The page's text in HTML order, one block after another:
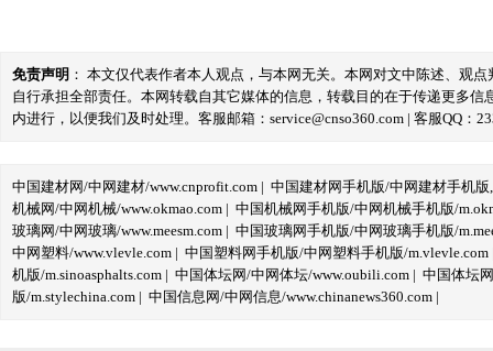
免责声明 ： 本文仅代表作者本人观点，与本网无关。本网对文中陈述、观
自行承担全部责任。本网转载自其它媒体的信息，转载目的在于传递更多
内进行，以便我们及时处理。客服邮箱：service@cnso360.com | 客服QQ：
中国建材网/中网建材/www.cnprofit.com | 中国建材网手机版/中网建材手机版
机械网/中网机械/www.okmao.com | 中国机械网手机版/中网机械手机版/
玻璃网/中网玻璃/www.meesm.com | 中国玻璃网手机版/中网玻璃手机版/
中网塑料/www.vlevle.com | 中国塑料网手机版/中网塑料手机版/m.vlevle.com
机版/m.sinoasphalts.com | 中国体坛网/中网体坛/www.oubili.com | 中国体坛
版/m.stylechina.com | 中国信息网/中网信息/www.chinanews360.com |